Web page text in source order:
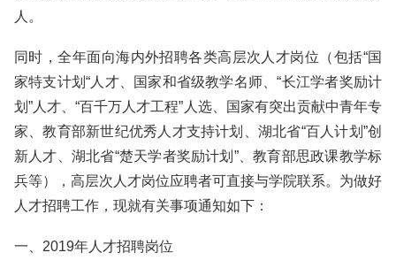
人。
同时，全年面向海内外招聘各类高层次人才岗位（包括“国
家特支计划“人才、国家和省级教学名师、“长江学者奖励计
划”人才、“百千万人才工程”人选、国家有突出贡献中青年专
家、教育部新世纪优秀人才支持计划、湖北省“百人计划”创
新人才、湖北省“楚天学者奖励计划”、教育部思政课教学标
兵等），高层次人才岗位应聘者可直接与学院联系。为做好
人才招聘工作，现就有关事项通知如下：
一、2019年人才招聘岗位